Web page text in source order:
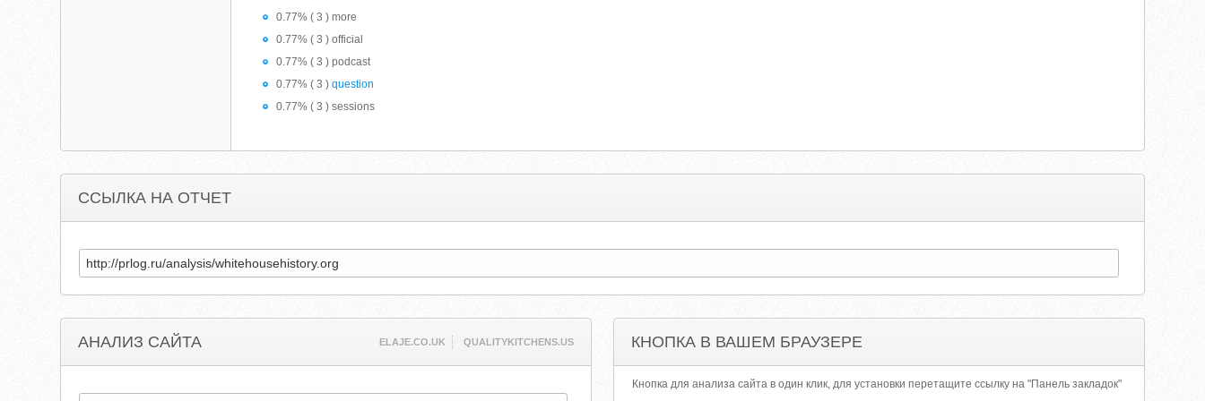
0.77% ( 3 ) more
0.77% ( 3 ) official
0.77% ( 3 ) podcast
0.77% ( 3 )question
0.77% ( 3 ) sessions
ССЫЛКА НА ОТЧЕТ
АНАЛИЗ САЙТА ELAJE.CO.UK QUALITYKITCHENS.US КНОПКА В ВАШЕМ БРАУЗЕРЕ
Кнопка для анализа сайта в один клик, для установки перетащите ссылку на "Панель закладок"